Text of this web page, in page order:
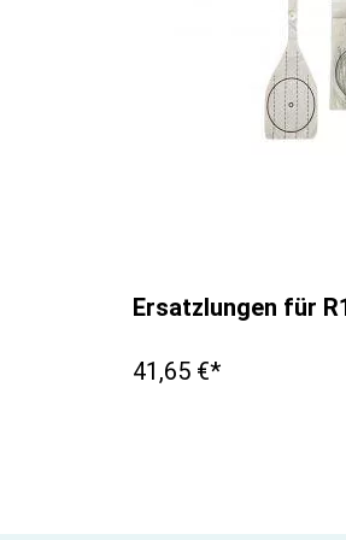
Ersatzlungen für
41,65 €*